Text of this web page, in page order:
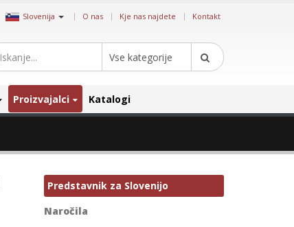
Slovenija | O nas Kje nas najdete Kontakt
Vse kategorije
Proizvajalci Katalogi
Predstavnik za Slovenijo
Naročila